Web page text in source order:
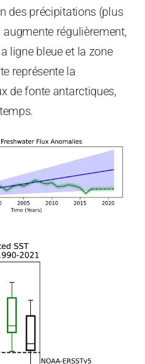
des précipitations (plus
régulièrement,
ligne bleue et la zone
représente la
de fonte antarctiques,